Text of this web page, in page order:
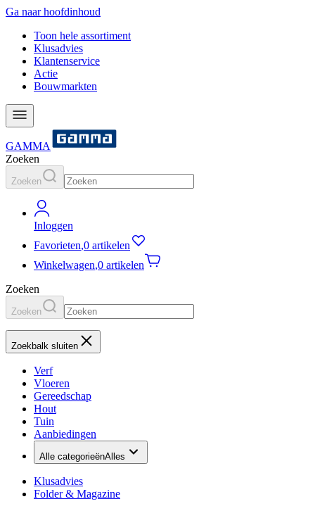
Ga naar hoofdinhoud
Toon hele assortiment
Klusadvies
Klantenservice
Actie
Bouwmarkten
GAMMA
Zoeken
Zoeken
Inloggen
Favorieten,0 artikelen
Winkelwagen,0 artikelen
Zoeken
Zoeken
Zoekbalk sluiten
Verf
Vloeren
Gereedschap
Hout
Tuin
Aanbiedingen
Alle categorieënAlles
Klusadvies
Folder & Magazine